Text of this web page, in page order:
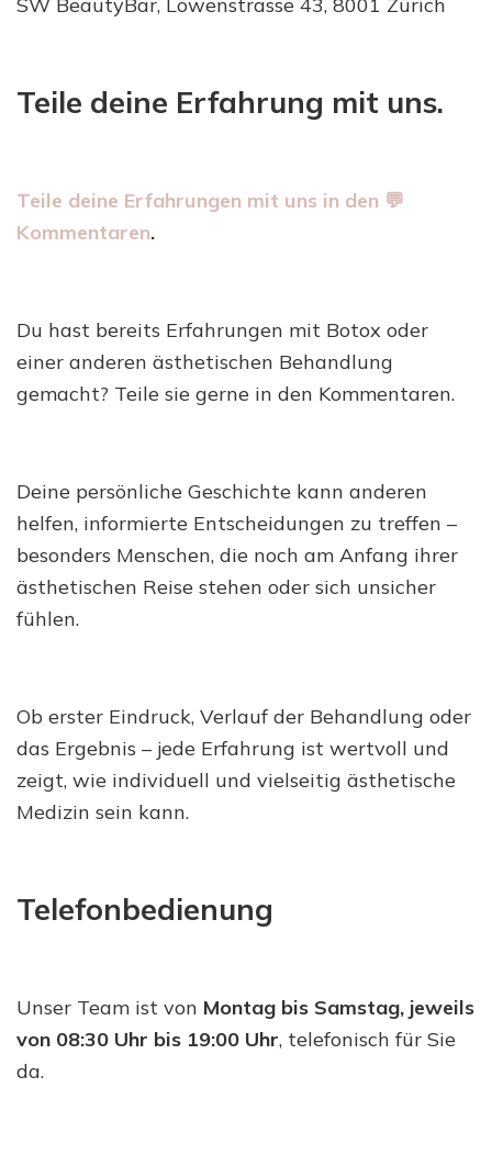
SW BeautyBar, Löwenstrasse 43, 8001 Zürich
Teile deine Erfahrung mit uns.
Teile deine Erfahrungen mit uns in den 💬
Kommentaren.
Du hast bereits Erfahrungen mit Botox oder
einer anderen ästhetischen Behandlung
gemacht? Teile sie gerne in den Kommentaren.
Deine persönliche Geschichte kann anderen
helfen, informierte Entscheidungen zu treffen –
besonders Menschen, die noch am Anfang ihrer
ästhetischen Reise stehen oder sich unsicher
fühlen.
Ob erster Eindruck, Verlauf der Behandlung oder
das Ergebnis – jede Erfahrung ist wertvoll und
zeigt, wie individuell und vielseitig ästhetische
Medizin sein kann.
Telefonbedienung
Unser Team ist von Montag bis Samstag, jeweils
von 08:30 Uhr bis 19:00 Uhr, telefonisch für Sie
da.